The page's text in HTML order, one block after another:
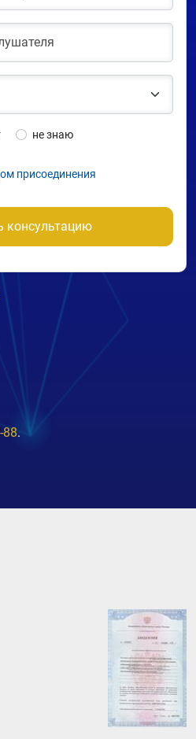
не знаю
присоединения
консультацию
88.